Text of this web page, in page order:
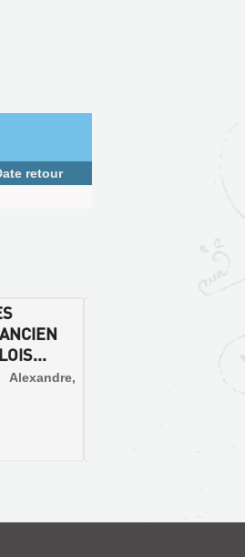
retour